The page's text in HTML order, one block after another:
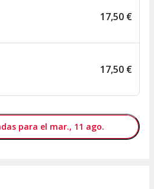
17,50 €
17,50 €
para el mar., 11 ago.